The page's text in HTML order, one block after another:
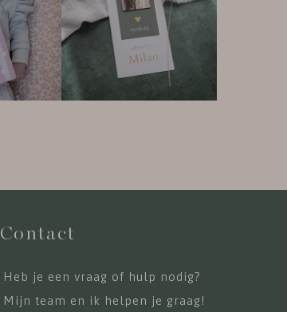
Contact
Heb je een vraag of hulp nodig?
Mijn team en ik helpen je graag!